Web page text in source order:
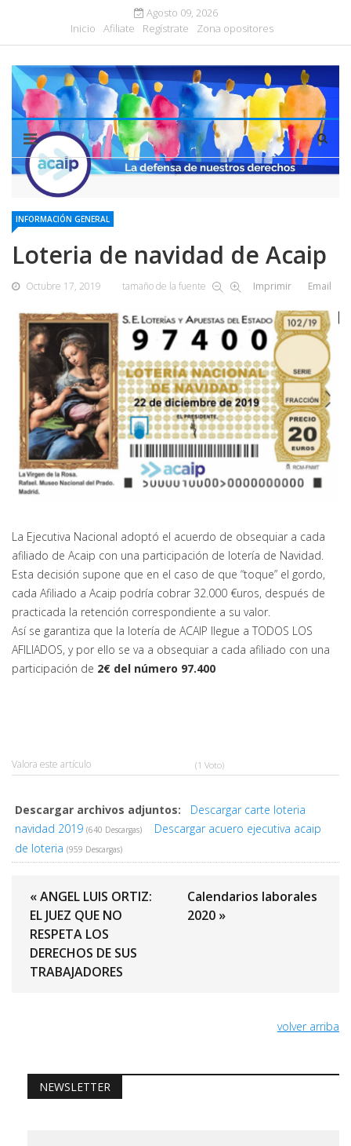
Agosto 09, 2026
Inicio
Afiliate Regístrate Zona opositores
INFORMACIÓN GENERAL
Loteria de navidad de Acaip
Octubre 17, 2019 tamaño de la fuente Imprimir Email
La Ejecutiva Nacional adoptó el acuerdo de obsequiar a cada
afiliado de Acaip con una participación de lotería de Navidad.
Esta decisión supone que en el caso de que “toque” el gordo,
cada Afiliado a Acaip podría cobrar 32.000 €uros, después de
practicada la retención correspondiente a su valor.
Así se garantiza que la lotería de ACAIP llegue a TODOS LOS
AFILIADOS, y por ello se va a obsequiar a cada afiliado con una
participación de 2€ del número 97.400
Valora este artículo (1 Voto)
Descargar archivos adjuntos:
Descargar carte loteria
navidad 2019 (640 Descargas)
Descargar acuero ejecutiva acaip
de loteria (959 Descargas)
« ANGEL LUIS ORTIZ:
EL JUEZ QUE NO
RESPETA LOS
DERECHOS DE SUS
TRABAJADORES
Calendarios laborales
2020 »
volver arriba
NEWSLETTER